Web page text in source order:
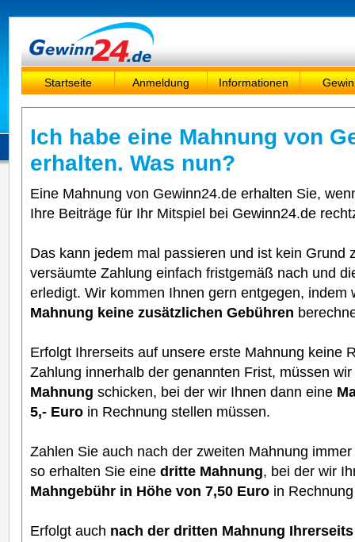
Startseite Anmeldung Informationen
Ich habe eine Mahnung von
erhalten. Was nun?
Eine Mahnung von Gewinn24.de erhalten Sie,
Ihre Beiträge für Ihr Mitspiel bei Gewinn24.de
Das kann jedem mal passieren und ist kein Grund
versäumte Zahlung einfach fristgemäß nach und
erledigt. Wir kommen Ihnen gern entgegen, indem
Mahnung keine zusätzlichen Gebühren
Erfolgt Ihrerseits auf unsere erste Mahnung keine
Zahlung innerhalb der genannten Frist, müssen
Mahnung schicken, bei der wir Ihnen dann eine
5,- Euro in Rechnung stellen müssen.
Zahlen Sie auch nach der zweiten Mahnung
so erhalten Sie eine dritte Mahnung, bei der wir
Mahngebühr in Höhe von 7,50 Euro in
Erfolgt auch nach der dritten Mahnung